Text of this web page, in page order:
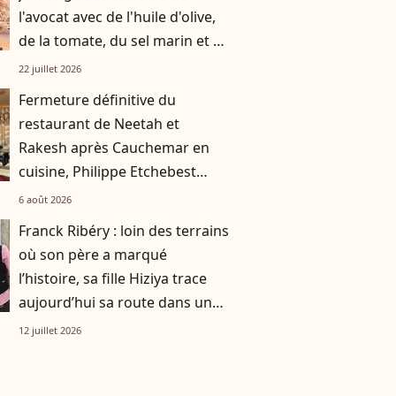
l'avocat avec de l'huile d'olive,
de la tomate, du sel marin et un
smoothie"
22 juillet 2026
Fermeture définitive du
restaurant de Neetah et
Rakesh après Cauchemar en
cuisine, Philippe Etchebest
pensait les avoir sauvés
6 août 2026
Franck Ribéry : loin des terrains
où son père a marqué
l’histoire, sa fille Hiziya trace
aujourd’hui sa route dans un
tout autre univers
12 juillet 2026